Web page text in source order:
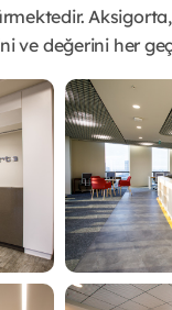
Aksigorta,
ve değerini her